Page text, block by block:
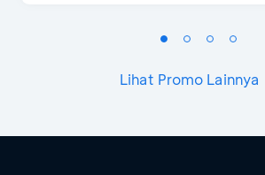
Lihat Promo Lainnya